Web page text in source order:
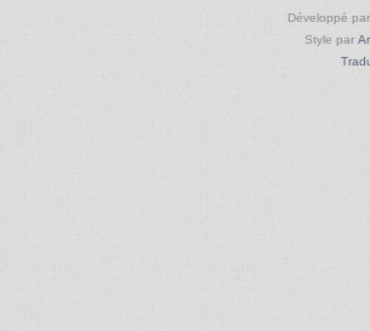
Développé par
Style par